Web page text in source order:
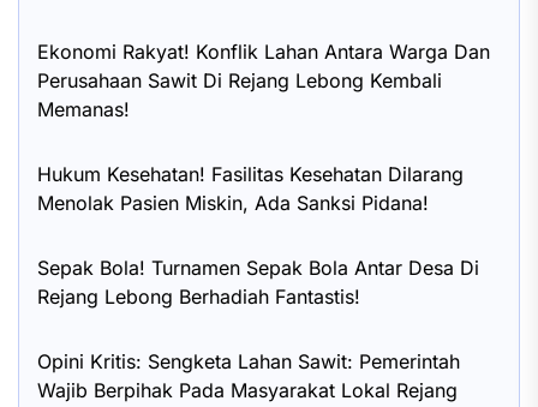
Ekonomi Rakyat! Konflik Lahan Antara Warga Dan
Perusahaan Sawit Di Rejang Lebong Kembali
Memanas!
Hukum Kesehatan! Fasilitas Kesehatan Dilarang
Menolak Pasien Miskin, Ada Sanksi Pidana!
Sepak Bola! Turnamen Sepak Bola Antar Desa Di
Rejang Lebong Berhadiah Fantastis!
Opini Kritis: Sengketa Lahan Sawit: Pemerintah
Wajib Berpihak Pada Masyarakat Lokal Rejang